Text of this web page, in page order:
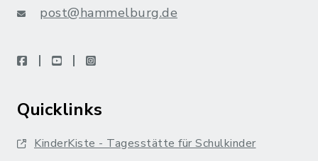
post@hammelburg.de
facebookyoutubeinstagram
Quicklinks
KinderKiste - Tagesstätte für Schulkinder